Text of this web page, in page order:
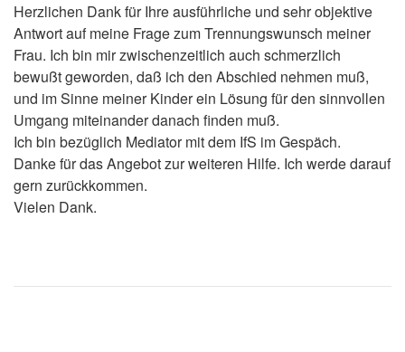
Herzlichen Dank für Ihre ausführliche und sehr objektive
Antwort auf meine Frage zum Trennungswunsch meiner
Frau. Ich bin mir zwischenzeitlich auch schmerzlich
bewußt geworden, daß ich den Abschied nehmen muß,
und im Sinne meiner Kinder ein Lösung für den sinnvollen
Umgang miteinander danach finden muß.
Ich bin bezüglich Mediator mit dem IfS im Gespäch.
Danke für das Angebot zur weiteren Hilfe. Ich werde darauf
gern zurückkommen.
Vielen Dank.